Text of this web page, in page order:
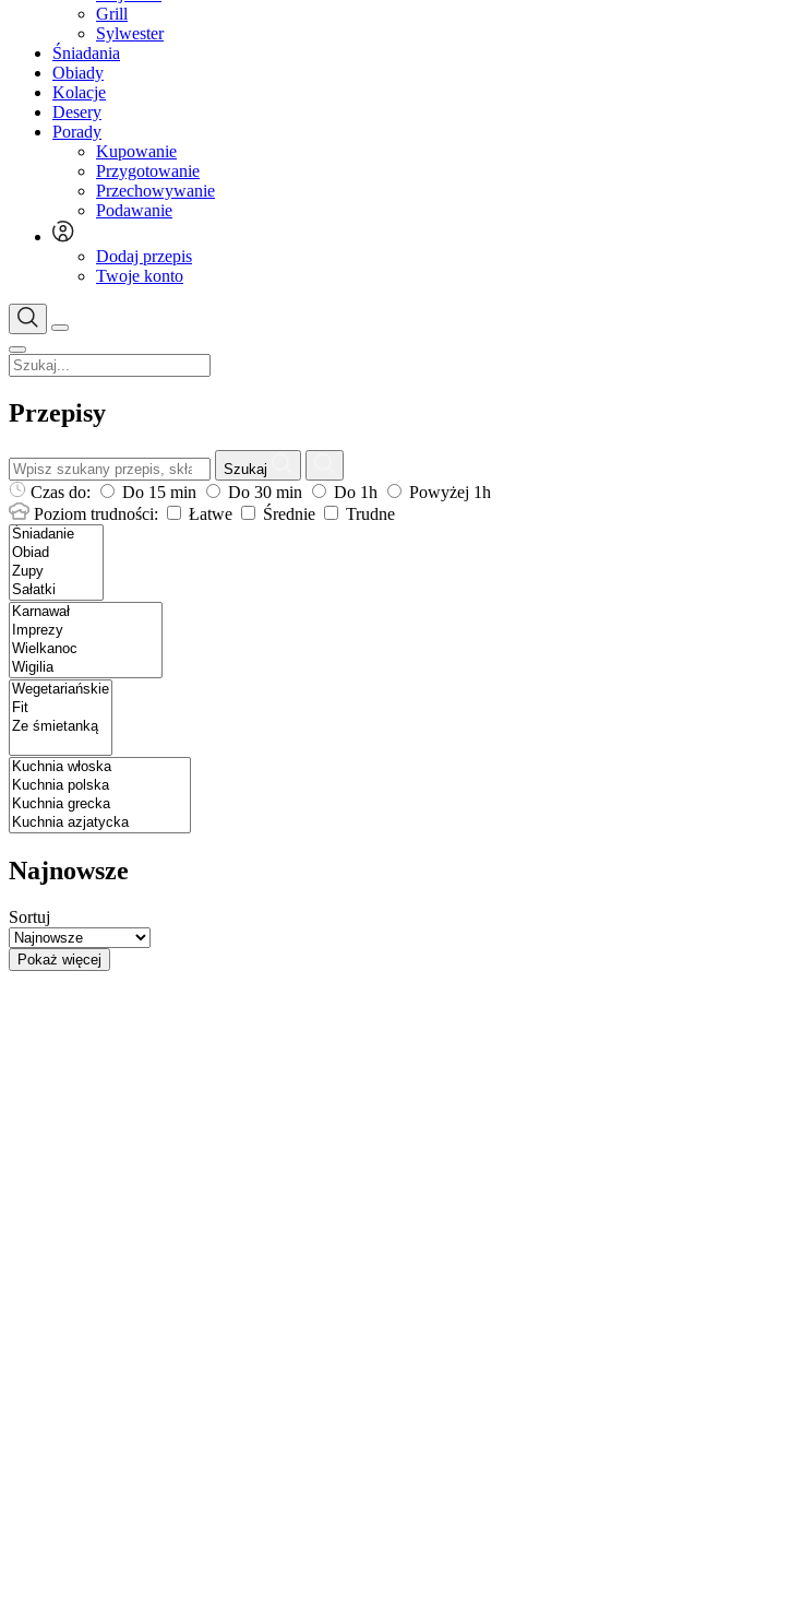
Grill
Sylwester
Śniadania
Obiady
Kolacje
Desery
Porady
Kupowanie
Przygotowanie
Przechowywanie
Podawanie
Dodaj przepis
Twoje konto
Przepisy
Szukaj
Czas do: Do 15 min Do 30 min Do 1h
Powyżej 1h
Poziom trudności:
Łatwe Średnie Trudne
Najnowsze
Sortuj
Pokaż więcej